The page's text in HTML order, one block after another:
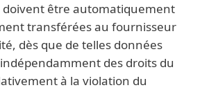
doivent être automatiquement
transférées au fournisseur
dès que de telles données
des droits du
à la violation du